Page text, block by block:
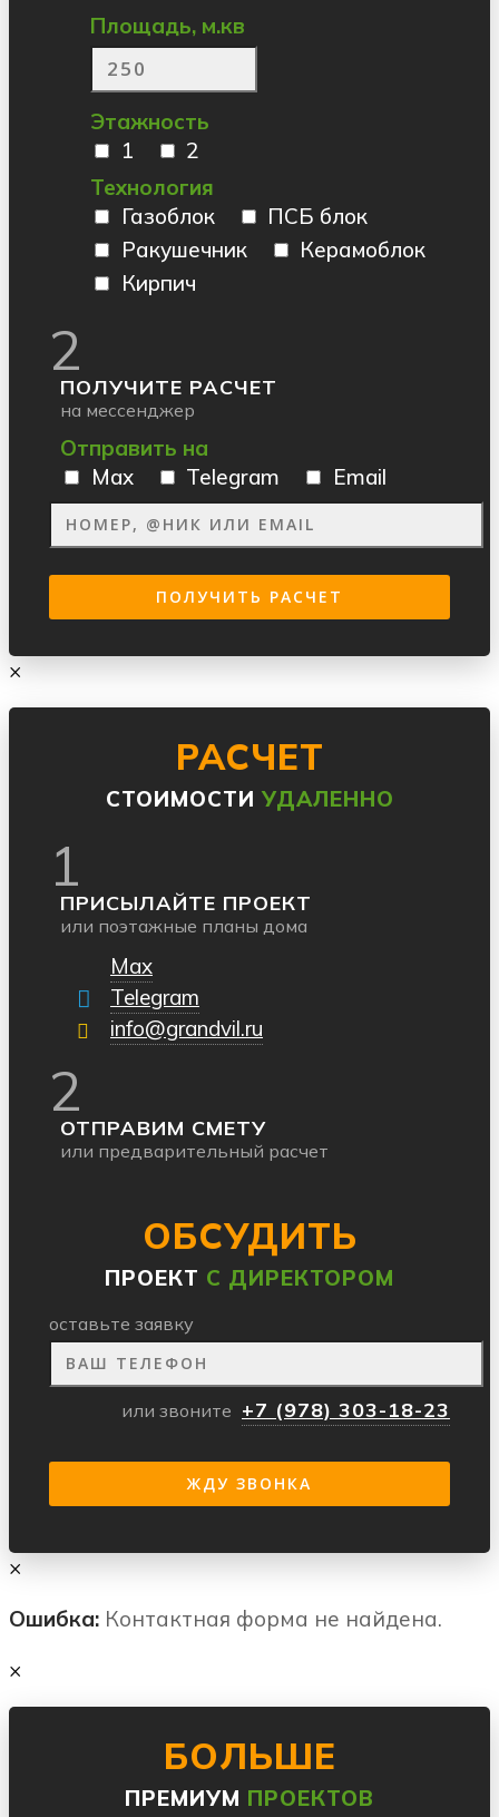
Площадь, м.кв
Этажность
1
2
Технология
Газоблок
ПСБ блок
Ракушечник
Керамоблок
Кирпич
2
ПОЛУЧИТЕ РАСЧЕТ
на мессенджер
Отправить на
Max
Telegram Email
×
РАСЧЕТ
СТОИМОСТИ УДАЛЕННО
1
ПРИСЫЛАЙТЕ ПРОЕКТ
или поэтажные планы дома
Max
Telegram
info@grandvil.ru
2
ОТПРАВИМ СМЕТУ
или предварительный расчет
ОБСУДИТЬ
ПРОЕКТ С ДИРЕКТОРОМ
оставьте заявку
или звоните +7 (978) 303-18-23
×
Ошибка: Контактная форма не найдена.
×
БОЛЬШЕ
ПРЕМИУМ ПРОЕКТОВ